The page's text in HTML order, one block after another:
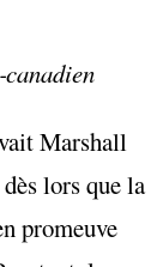
Marshall
lors que la
promeuve